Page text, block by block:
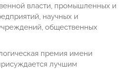
власти, промышленных и
научных и
общественных
премия имени
лучшим